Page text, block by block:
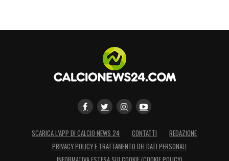
SCARICA L’APP DI CALCIO NEWS 24 CONTATTI
REDAZIONE
PRIVACY POLICY E TRATTAMENTO DEI DATI PERSONALI